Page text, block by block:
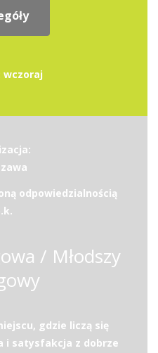
wczoraj
odpowiedzialnością
/ Młodszy
gdzie liczą się
i satysfakcja z dobrze